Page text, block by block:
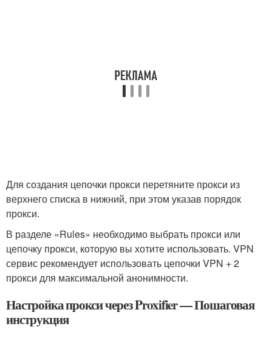
Для создания цепочки прокси перетяните прокси из
верхнего списка в нижний, при этом указав порядок
прокси.
В разделе «Rules» необходимо выбрать прокси или
цепочку прокси, которую вы хотите использовать. VPN
сервис рекомендует использовать цепочки VPN + 2
прокси для максимальной анонимности.
Настройка прокси через Proxifier — Пошаговая
инструкция